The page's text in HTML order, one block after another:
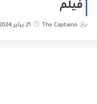
فيلم
The Captaino 21 يناير 2024